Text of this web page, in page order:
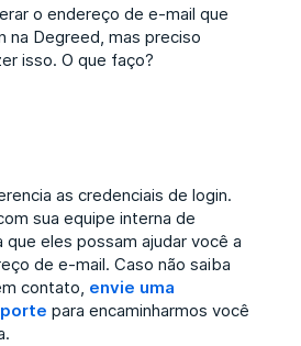
o endereço de e-mail que
na Degreed, mas preciso
isso. O que faço?
as credenciais de login.
sua equipe interna de
que eles possam ajudar você a
de e-mail. Caso não saiba
contato, envie uma
para encaminharmos você